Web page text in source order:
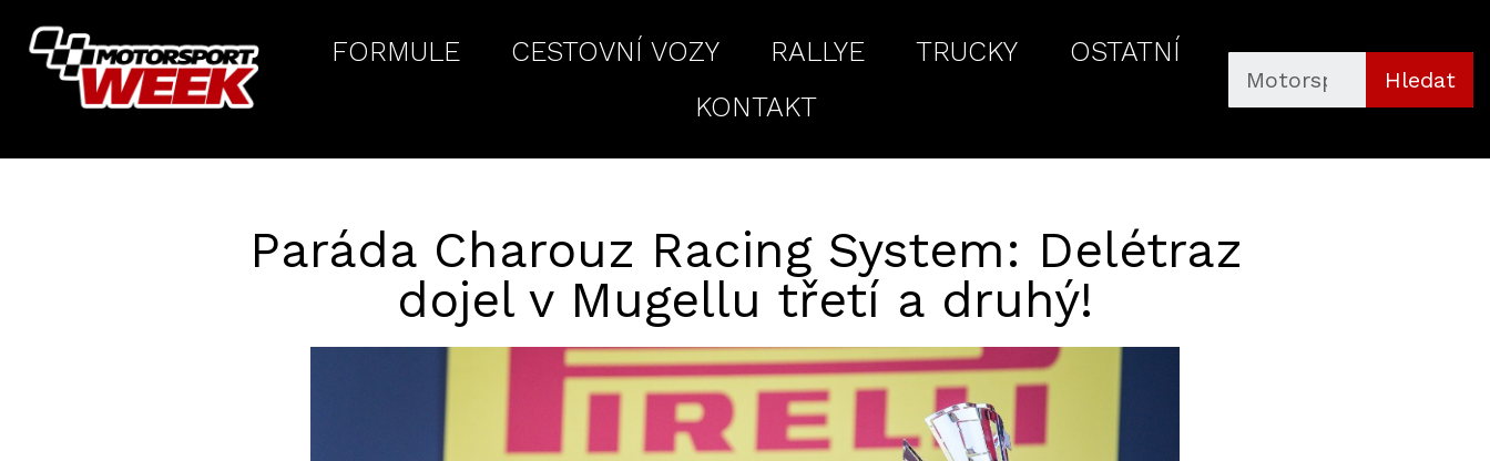
FORMULE CESTOVNÍ VOZY RALLYE TRUCKY
OSTATNÍ
KONTAKT
Hledat
Paráda Charouz Racing System: Delétraz
dojel v Mugellu třetí a druhý!